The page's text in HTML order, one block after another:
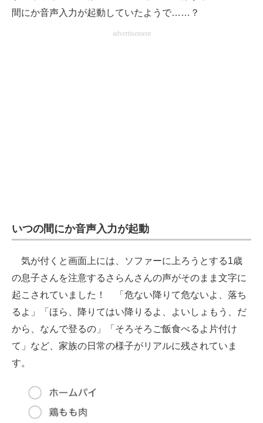
間にか音声入力が起動していたようで……？
advertisement
いつの間にか音声入力が起動
気が付くと画面上には、ソファーに上ろうとする1歳
の息子さんを注意するさらんさんの声がそのまま文字に
起こされていました！ 「危ない降りて危ないよ、落ち
るよ」「ほら、降りてはい降りるよ、よいしょもう、だ
から、なんで登るの」「そろそろご飯食べるよ片付け
て」など、家族の日常の様子がリアルに残されていま
す。